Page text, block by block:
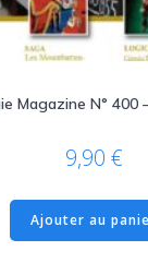
Magazine N° 400
9,90 €
Ajouter au